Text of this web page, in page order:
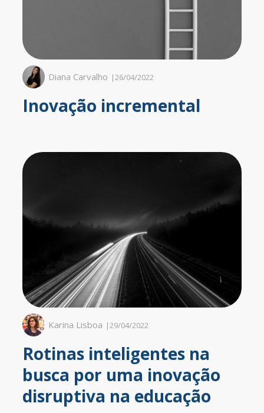
Diana Carvalho |26/04/2022
Inovação incremental
Karina Lisboa |29/04/2022
Rotinas inteligentes na
busca por uma inovação
disruptiva na educação